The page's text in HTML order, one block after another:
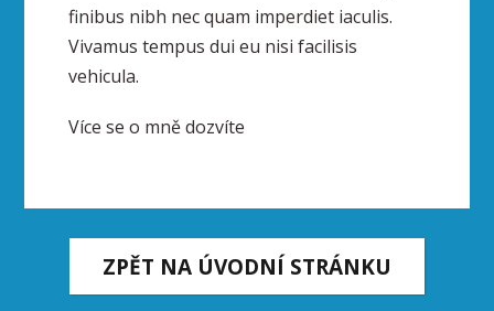
finibus nibh nec quam imperdiet iaculis.
Vivamus tempus dui eu nisi facilisis
vehicula.
Více se o mně dozvíte
ZPĚT NA ÚVODNÍ STRÁNKU